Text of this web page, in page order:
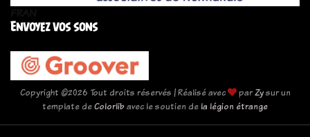
Envoyez vos sons
Copyright ©2026 Tout droits réservés | Réalisé avec parZysur un
template deColorlibavec le soutien de la légion étrange